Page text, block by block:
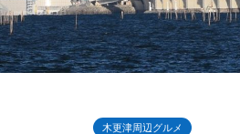
木更津周辺グルメ